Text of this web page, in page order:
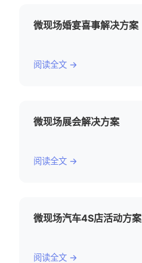
微现场婚宴喜事解决方案
阅读全文 →
微现场展会解决方案
阅读全文 →
微现场汽车4S店活动方案
阅读全文 →